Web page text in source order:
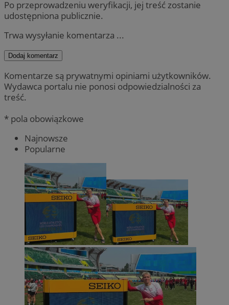
Po przeprowadzeniu weryfikacji, jej treść zostanie
udostępniona publicznie.
Trwa wysyłanie komentarza ...
Dodaj komentarz
Komentarze są prywatnymi opiniami użytkowników.
Wydawca portalu nie ponosi odpowiedzialności za
treść.
* pola obowiązkowe
Najnowsze
Popularne